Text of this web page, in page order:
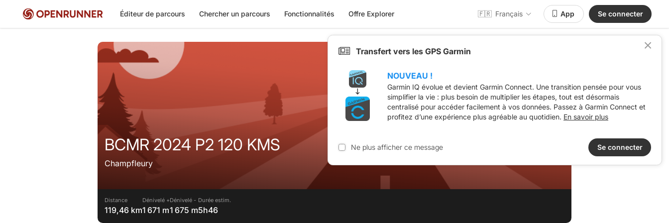
Éditeur de parcours Chercher un parcours Fonctionnalités Offre Explorer 🇫🇷 Français App Se connecter
BCMR 2024 P2 120 KMS
Champfleury
Distance
119,46 km
Dénivelé +
1 671 m
Dénivelé -
1 675 m
Durée estim.
5h46
Transfert vers les GPS Garmin
NOUVEAU !
Garmin IQ évolue et devient Garmin Connect. Une transition pensée pour vous
simplifier la vie : plus besoin de multiplier les étapes, tout est désormais
centralisé pour accéder facilement à vos données. Passez à Garmin Connect et
profitez d’une expérience plus agréable au quotidien. En savoir plus
Ne plus afficher ce message Se connecter